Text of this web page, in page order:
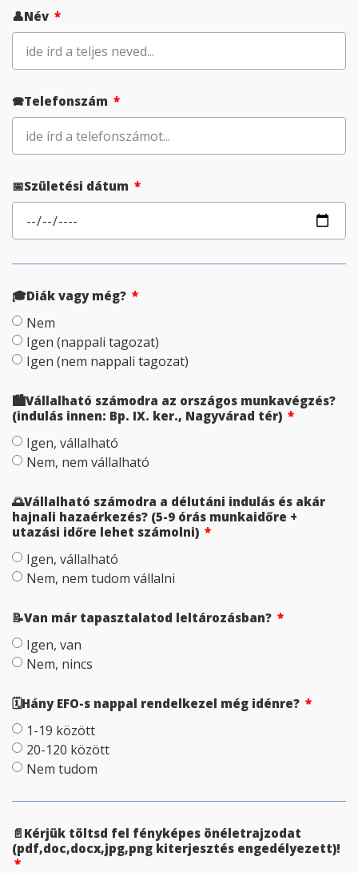
👤Név
🕿Telefonszám
📅Születési dátum
🎓Diák vagy még?
Nem
Igen (nappali tagozat)
Igen (nem nappali tagozat)
🏙️Vállalható számodra az országos munkavégzés?
(indulás innen: Bp. IX. ker., Nagyvárad tér)
Igen, vállalható
Nem, nem vállalható
🌅Vállalható számodra a délutáni indulás és akár
hajnali hazaérkezés? (5-9 órás munkaidőre +
utazási időre lehet számolni)
Igen, vállalható
Nem, nem tudom vállalni
📝Van már tapasztalatod leltározásban?
Igen, van
Nem, nincs
🗓Hány EFO-s nappal rendelkezel még idénre?
1-19 között
20-120 között
Nem tudom
📄Kérjük töltsd fel fényképes önéletrajzodat
(pdf,doc,docx,jpg,png kiterjesztés engedélyezett)!